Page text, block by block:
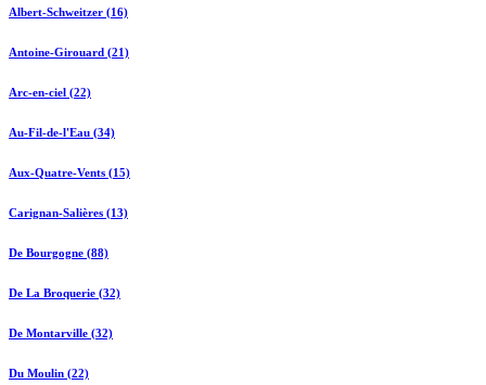
Albert-Schweitzer (16)
Antoine-Girouard (21)
Arc-en-ciel (22)
Au-Fil-de-l'Eau (34)
Aux-Quatre-Vents (15)
Carignan-Salières (13)
De Bourgogne (88)
De La Broquerie (32)
De Montarville (32)
Du Moulin (22)